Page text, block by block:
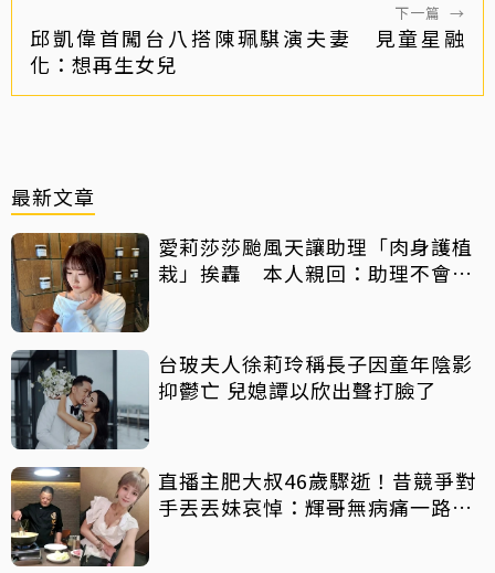
下一篇 →
邱凱偉首闖台八搭陳珮騏演夫妻 見童星融
化：想再生女兒
最新文章
愛莉莎莎颱風天讓助理「肉身護植
栽」挨轟 本人親回：助理不會被
台玻夫人徐莉玲稱長子因童年陰影
抑鬱亡 兒媳譚以欣出聲打臉了
直播主肥大叔46歲驟逝！昔競爭對
手丟丟妹哀悼：輝哥無病痛一路好